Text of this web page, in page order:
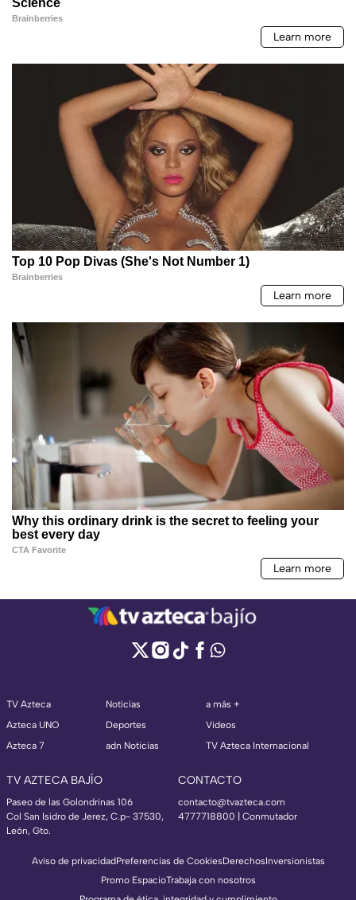
TV Azteca
Azteca UNO
Azteca 7
Noticias
Deportes
adn Noticias
a más +
Videos
TV Azteca Internacional
TV AZTECA BAJÍO
Paseo de las Golondrinas 106
Col San Isidro de Jerez, C.p- 37530,
León, Gto.
CONTACTO
contacto@tvazteca.com
4777718800 | Conmutador
Aviso de privacidadPreferencias de CookiesDerechosInversionistas
Promo EspacioTrabaja con nosotros